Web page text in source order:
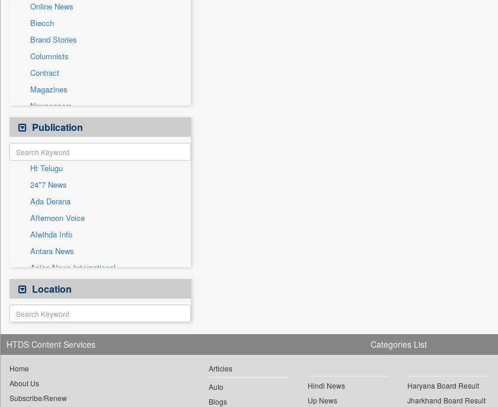
International
National
Politics
Press Release
Real Estate & Construction
Sports
Technology
Travel
Online News
Biecch
Brand Stories
Columnists
Contract
Magazines
Newspapers
Newswire
Patentwipo
Press Release
Sec
Solicitation
Publication
Ht Telugu
24*7 News
Ada Derana
Afternoon Voice
Alwihda Info
Antara News
Asian News International
Astro Devam
Australian Government News
Autox
Bis Research
Bana Africa Gossips
Bang Gaming
Bang Showbiz
Location
HTDS Content Services
Home
About Us
Subscribe/Renew
Categories List
Articles
Auto
Blogs
Hindi News
Up News
Haryana Board Result
Jharkhand Board Result